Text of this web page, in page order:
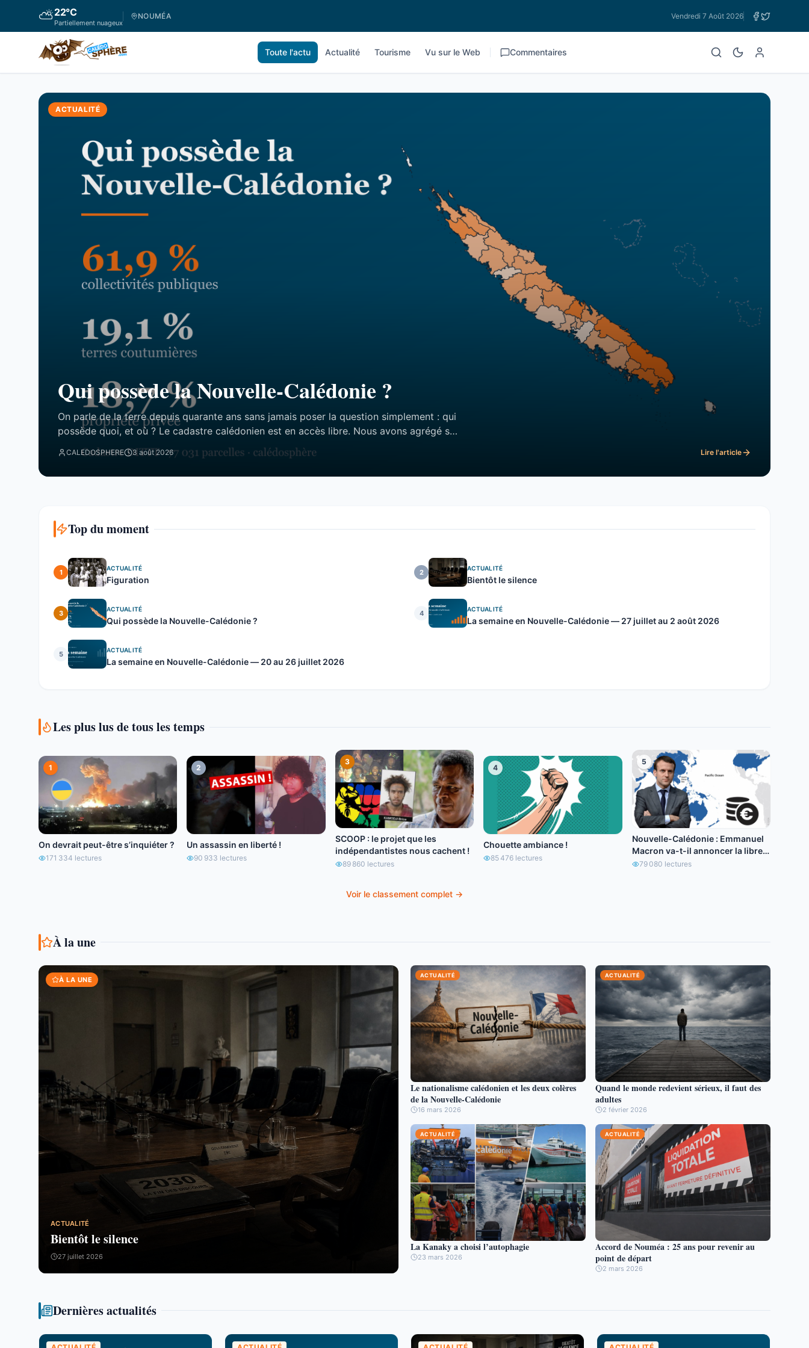
⛅22°C
Partiellement nuageux
NOUMÉA Vendredi 7 Août 2026
Toute l'actu Actualité Tourisme Vu sur le Web Commentaires
ACTUALITÉ
Qui possède la Nouvelle-Calédonie ?
On parle de la terre depuis quarante ans sans jamais poser la question simplement : qui
possède quoi, et où ? Le cadastre calédonien est en accès libre. Nous avons agrégé ses
77 031 parcelles. Le résultat tient en trois chiffres — et aucun des trois n’est celui qu’on
attend. Trois blocs, et un malentendu ...
CALEDOSPHERE 3 août 2026 Lire l'article
Top du moment
1
ACTUALITÉ
Figuration
2
ACTUALITÉ
Bientôt le silence
3
ACTUALITÉ
Qui possède la Nouvelle-Calédonie ?
4
ACTUALITÉ
La semaine en Nouvelle-Calédonie — 27 juillet au 2 août 2026
5
ACTUALITÉ
La semaine en Nouvelle-Calédonie — 20 au 26 juillet 2026
Les plus lus de tous les temps
1
On devrait peut-être s’inquiéter ?
171 334 lectures
2
Un assassin en liberté !
90 933 lectures
3
SCOOP : le projet que les
indépendantistes nous cachent !
89 860 lectures
4
Chouette ambiance !
85 476 lectures
5
Nouvelle-Calédonie : Emmanuel
Macron va-t-il annoncer la libre
circulation de l’euro ?
79 080 lectures
Voir le classement complet →
À la une
À LA UNE
ACTUALITÉ
Bientôt le silence
27 juillet 2026
ACTUALITÉ
Le nationalisme calédonien et les deux colères
de la Nouvelle-Calédonie
16 mars 2026
ACTUALITÉ
Quand le monde redevient sérieux, il faut des
adultes
2 février 2026
ACTUALITÉ
La Kanaky a choisi l’autophagie
23 mars 2026
ACTUALITÉ
Accord de Nouméa : 25 ans pour revenir au
point de départ
2 mars 2026
Dernières actualités